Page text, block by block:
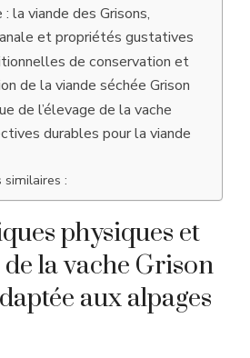
la viande des Grisons,
et propriétés gustatives
de conservation et
de la viande séchée Grison
de l’élevage de la vache
durables pour la viande
:
physiques et
la vache Grison
aux alpages